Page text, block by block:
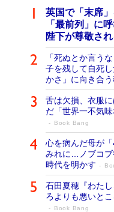
英国で「末席
「最前列」に
陛下が尊敬さ
「死ぬとか言う
子を残して自死
かさ」に向き合
舌は欠損、衣服
だ「世界一不気
Book Bang
心を病んだ母が
みれに…ノブコブ
時代を明かす
石田夏穂『わた
ろよりも悪いと
Book Bang